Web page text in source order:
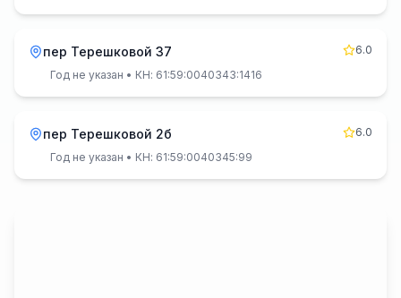
пер Терешковой 37
6.0
Год не указан • КН: 61:59:0040343:1416
пер Терешковой 2б
6.0
Год не указан • КН: 61:59:0040345:99